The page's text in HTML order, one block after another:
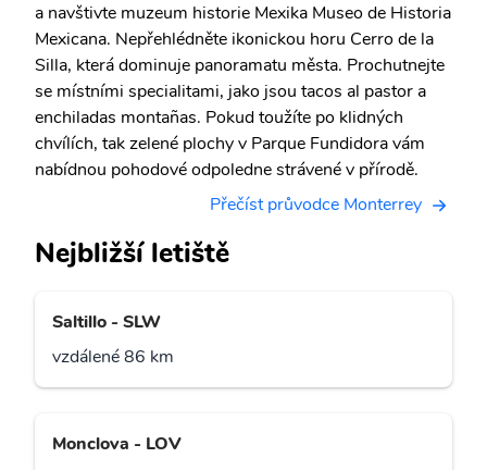
a navštivte muzeum historie Mexika Museo de Historia
Mexicana. Nepřehlédněte ikonickou horu Cerro de la
Silla, která dominuje panoramatu města. Prochutnejte
se místními specialitami, jako jsou tacos al pastor a
enchiladas montañas. Pokud toužíte po klidných
chvílích, tak zelené plochy v Parque Fundidora vám
nabídnou pohodové odpoledne strávené v přírodě.
Přečíst průvodce Monterrey
Nejbližší letiště
Saltillo - SLW
vzdálené 86 km
Monclova - LOV